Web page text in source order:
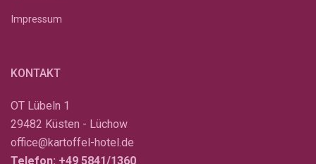
Impressum
KONTAKT
OT Lübeln 1
29482 Küsten - Lüchow
office@kartoffel-hotel.de
Telefon: +49 5841/1360